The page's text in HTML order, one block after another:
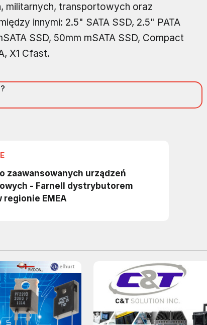
militarnych, transportowych oraz
innymi: 2.5" SATA SSD, 2.5" PATA
SSD, 50mm mSATA SSD, Compact
X1 Cfast.